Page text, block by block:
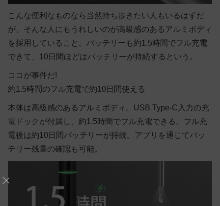
こんな便利なものなら当然持ち歩きたい人もいるはずだ
が、そんな人にもうれしいのが高級感のあるアルミボディ
を採用していること。バッテリーも約1.5時間でフル充電
できて、10日間ほどはバッテリーが持続するという。
ココが事件だ!
約1.5時間のフル充電で約10日間使える
本体は高級感のあるアルミボディ。USB Type-C入力の充
電ドックが付属し、約1.5時間でフル充電できる。フル充
電後は約10日間バッテリーが持続。アプリを通じてバッ
テリー残量の確認も可能。